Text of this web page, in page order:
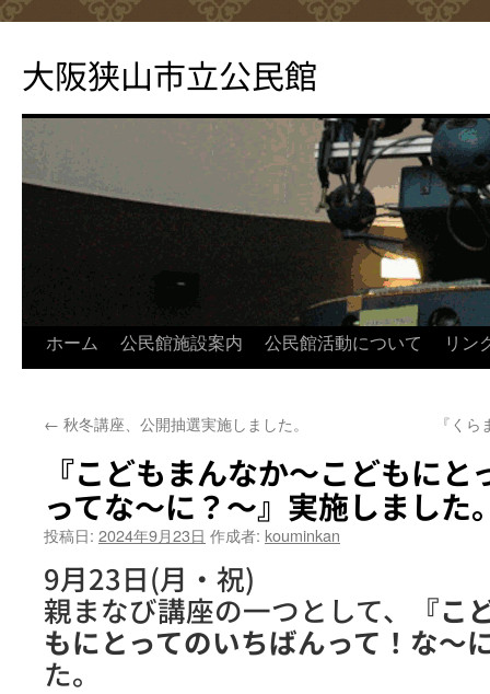
テ
ン
ッ
大阪狭山市立公民館
ホーム 公民館施設案内 公民館活動について リン
← 秋冬講座、公開抽選実施しました。 『く
『こどもまんなか～こどもに
ってな～に？～』実施しました
投稿日: 2024年9月23日 作成者: kouminkan
9月23日(月・祝)
親まなび講座の一つとして、 『こ
もにとってのいちばんって！な～
た。